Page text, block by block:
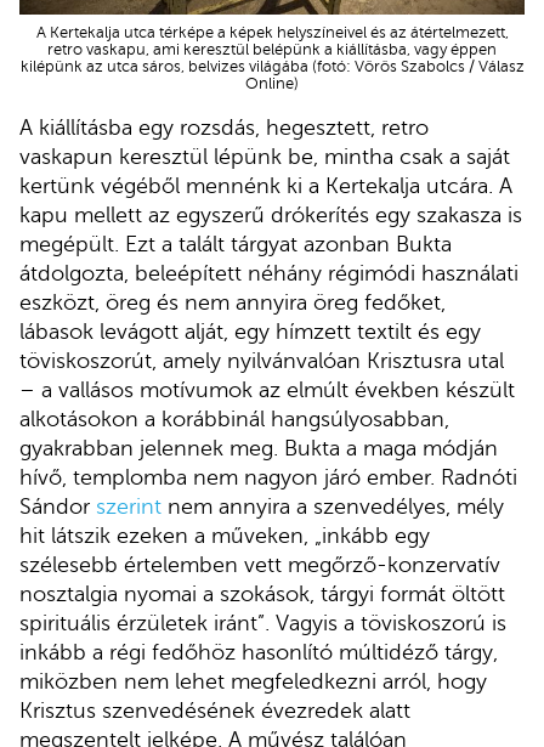
A Kertekalja utca térképe a képek helyszíneivel és az átértelmezett,
retro vaskapu, ami keresztül belépünk a kiállításba, vagy éppen
kilépünk az utca sáros, belvizes világába (fotó: Vörös Szabolcs / Válasz
Online)
A kiállításba egy rozsdás, hegesztett, retro
vaskapun keresztül lépünk be, mintha csak a saját
kertünk végéből mennénk ki a Kertekalja utcára. A
kapu mellett az egyszerű drókerítés egy szakasza is
megépült. Ezt a talált tárgyat azonban Bukta
átdolgozta, beleépített néhány régimódi használati
eszközt, öreg és nem annyira öreg fedőket,
lábasok levágott alját, egy hímzett textilt és egy
töviskoszorút, amely nyilvánvalóan Krisztusra utal
– a vallásos motívumok az elmúlt években készült
alkotásokon a korábbinál hangsúlyosabban,
gyakrabban jelennek meg. Bukta a maga módján
hívő, templomba nem nagyon járó ember. Radnóti
Sándor szerint nem annyira a szenvedélyes, mély
hit látszik ezeken a műveken, „inkább egy
szélesebb értelemben vett megőrző-konzervatív
nosztalgia nyomai a szokások, tárgyi formát öltött
spirituális érzületek iránt”. Vagyis a töviskoszorú is
inkább a régi fedőhöz hasonlító múltidéző tárgy,
miközben nem lehet megfeledkezni arról, hogy
Krisztus szenvedésének évezredek alatt
megszentelt jelképe. A művész találóan